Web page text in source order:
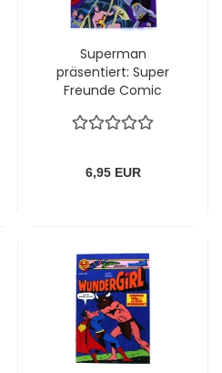
Superman
präsentiert: Super
Freunde Comic
Flamme des Lebens
6,95 EUR